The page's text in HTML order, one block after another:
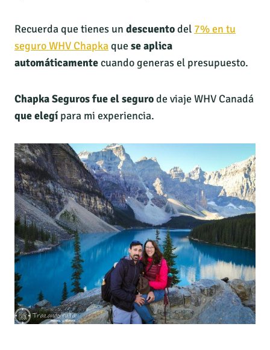
Recuerda que tienes un descuentodel 7% en tu
seguro WHV Chapkaque se aplica
automáticamentecuando generas el presupuesto.
Chapka Seguros fue el segurode viaje WHV Canadá
que elegípara mi experiencia.